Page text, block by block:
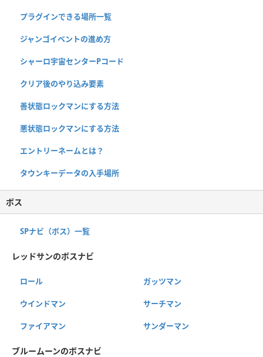
プラグインできる場所一覧
ジャンゴイベントの進め方
シャーロ宇宙センターPコード
クリア後のやり込み要素
善状態ロックマンにする方法
悪状態ロックマンにする方法
エントリーネームとは？
タウンキーデータの入手場所
ボス
SPナビ（ボス）一覧
レッドサンのボスナビ
ロール ガッツマン
ウインドマン サーチマン
ファイアマン サンダーマン
ブルームーンのボスナビ